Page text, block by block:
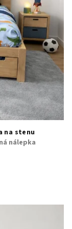
na stenu
nálepka
produktu